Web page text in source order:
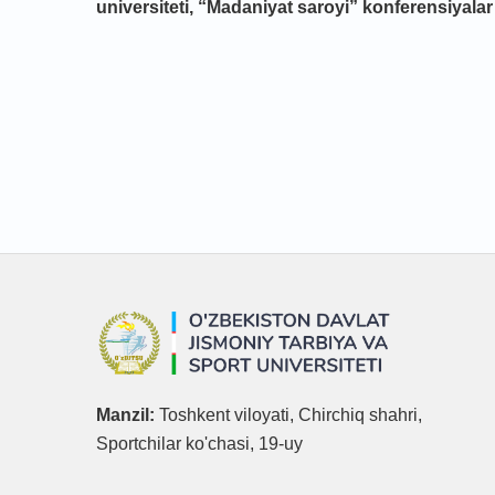
universiteti, “Madaniyat saroyi”
Manzil: Toshkent viloyati, Chirchiq shahri,
Sportchilar ko'chasi, 19-uy